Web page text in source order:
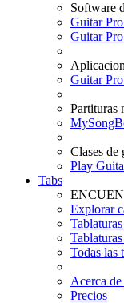
Software
Guitar
Guitar
Guitar
Partituras
Clases de
Play
Tabs
Explorar
Todas las
Acerca
Precios